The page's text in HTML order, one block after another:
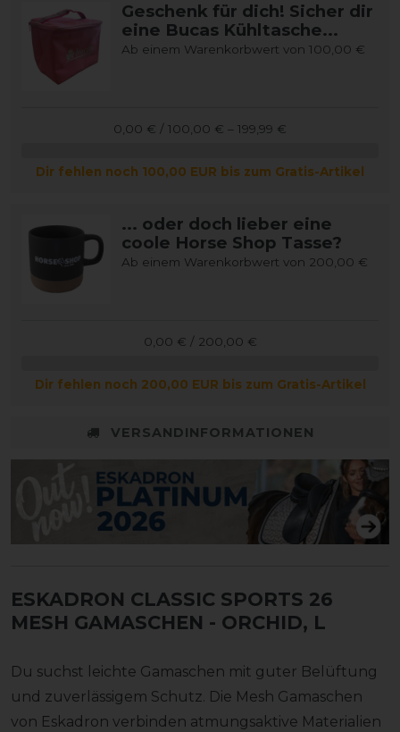
Geschenk für dich! Sicher dir
eine Bucas Kühltasche...
Ab einem Warenkorbwert von 100,00 €
0,00 € / 100,00 € – 199,99 €
Dir fehlen noch 100,00 EUR bis zum Gratis-Artikel
... oder doch lieber eine
coole Horse Shop Tasse?
Ab einem Warenkorbwert von 200,00 €
0,00 € / 200,00 €
Dir fehlen noch 200,00 EUR bis zum Gratis-Artikel
VERSANDINFORMATIONEN
ESKADRON CLASSIC SPORTS 26
MESH GAMASCHEN - ORCHID, L
Du suchst leichte Gamaschen mit guter Belüftung
und zuverlässigem Schutz. Die Mesh Gamaschen
von Eskadron verbinden atmungsaktive Materialien